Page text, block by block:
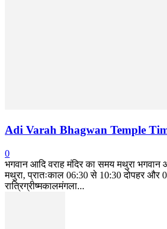
Adi Varah Bhagwan Temple
0
भगवान आदि वराह मंदिर का समय मथुरा भगवान
मथुरा, प्रातःकाल 06:30 से 10:30 दोपहर और
रात्रिग्रीष्मकालमंगला...